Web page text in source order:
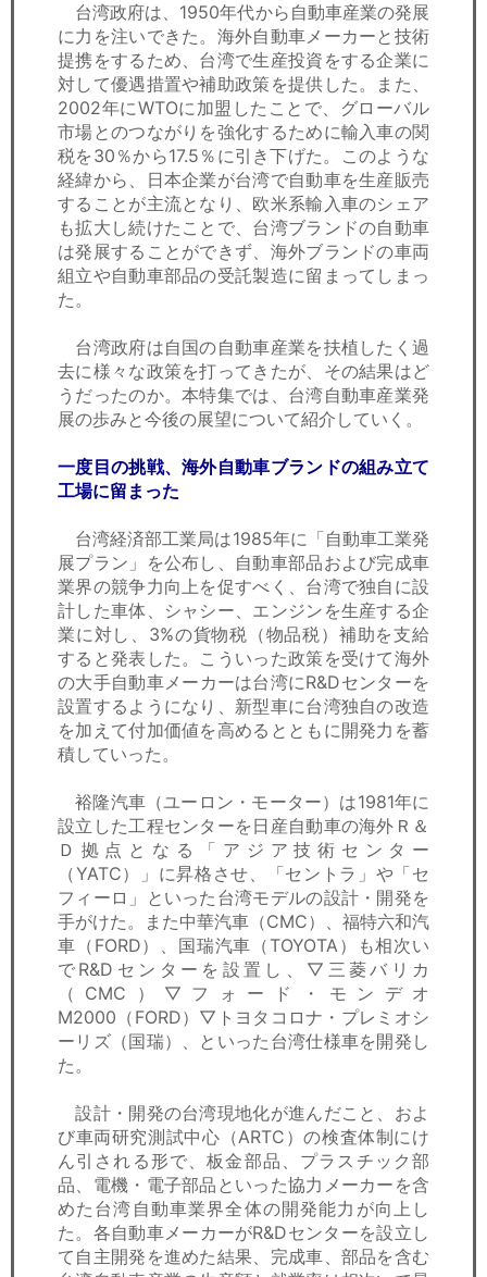
台湾政府は、1950年代から自動車産業の発展
に力を注いできた。海外自動車メーカーと技術
提携をするため、台湾で生産投資をする企業に
対して優遇措置や補助政策を提供した。また、
2002年にWTOに加盟したことで、グローバル
市場とのつながりを強化するために輸入車の関
税を30％から17.5％に引き下げた。このような
経緯から、日本企業が台湾で自動車を生産販売
することが主流となり、欧米系輸入車のシェア
も拡大し続けたことで、台湾ブランドの自動車
は発展することができず、海外ブランドの車両
組立や自動車部品の受託製造に留まってしまっ
た。
台湾政府は自国の自動車産業を扶植したく過
去に様々な政策を打ってきたが、その結果はど
うだったのか。本特集では、台湾自動車産業発
展の歩みと今後の展望について紹介していく。
一度目の挑戦、海外自動車ブランドの組み立て
工場に留まった
台湾経済部工業局は1985年に「自動車工業発
展プラン」を公布し、自動車部品および完成車
業界の競争力向上を促すべく、台湾で独自に設
計した車体、シャシー、エンジンを生産する企
業に対し、3%の貨物税（物品税）補助を支給
すると発表した。こういった政策を受けて海外
の大手自動車メーカーは台湾にR&Dセンターを
設置するようになり、新型車に台湾独自の改造
を加えて付加価値を高めるとともに開発力を蓄
積していった。
裕隆汽車（ユーロン・モーター）は1981年に
設立した工程センターを日産自動車の海外Ｒ＆
Ｄ拠点となる「アジア技術センター
（YATC）」に昇格させ、「セントラ」や「セ
フィーロ」といった台湾モデルの設計・開発を
手がけた。また中華汽車（CMC）、福特六和汽
車（FORD）、国瑞汽車（TOYOTA）も相次い
でR&Dセンターを設置し、▽三菱バリカ
（CMC）▽フォード・モンデオ
M2000（FORD）▽トヨタコロナ・プレミオシ
ーリズ（国瑞）、といった台湾仕様車を開発し
た。
設計・開発の台湾現地化が進んだこと、およ
び車両研究測試中心（ARTC）の検査体制にけ
ん引される形で、板金部品、プラスチック部
品、電機・電子部品といった協力メーカーを含
めた台湾自動車業界全体の開発能力が向上し
た。各自動車メーカーがR&Dセンターを設立し
て自主開発を進めた結果、完成車、部品を含む